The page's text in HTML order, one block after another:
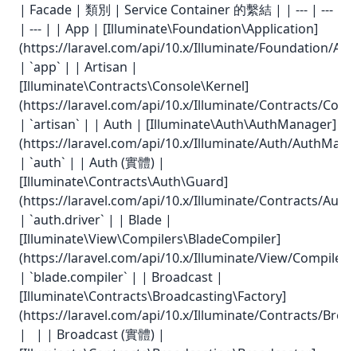
| Facade | 類別 | Service Container 的繫結 | | --- | ---
| --- | | App | [Illuminate\Foundation\Application]
(https://laravel.com/api/10.x/Illuminate/Foundation/
| `app` | | Artisan |
[Illuminate\Contracts\Console\Kernel]
(https://laravel.com/api/10.x/Illuminate/Contracts/
| `artisan` | | Auth | [Illuminate\Auth\AuthManager]
(https://laravel.com/api/10.x/Illuminate/Auth/
| `auth` | | Auth (實體) |
[Illuminate\Contracts\Auth\Guard]
(https://laravel.com/api/10.x/Illuminate/Contracts/
| `auth.driver` | | Blade |
[Illuminate\View\Compilers\BladeCompiler]
(https://laravel.com/api/10.x/Illuminate/View/
| `blade.compiler` | | Broadcast |
[Illuminate\Contracts\Broadcasting\Factory]
(https://laravel.com/api/10.x/Illuminate/Contracts/
| | | Broadcast (實體) |